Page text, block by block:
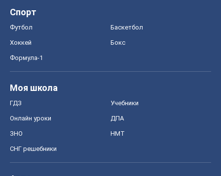
Спорт
Футбол Баскетбол
Хоккей Бокс
Формула-1
Моя школа
ГДЗ Учебники
Онлайн уроки ДПА
ЗНО НМТ
СНГ решебники